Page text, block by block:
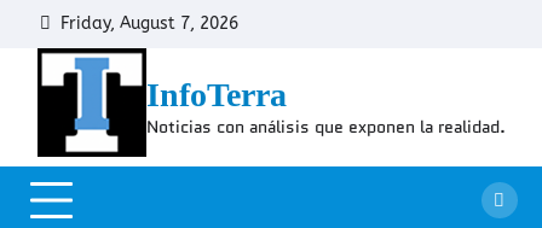
content
Friday, August 7, 2026
InfoTerra
Noticias con análisis que exponen la realidad.